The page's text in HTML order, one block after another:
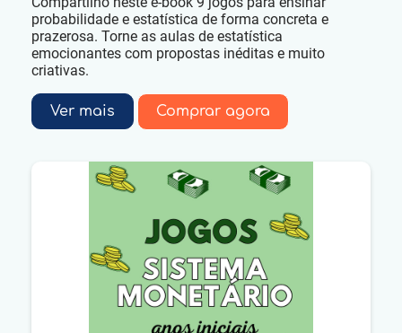
probabilidade e estatística de forma concreta e
prazerosa. Torne as aulas de estatística
emocionantes com propostas inéditas e muito
criativas.
Ver mais Comprar agora